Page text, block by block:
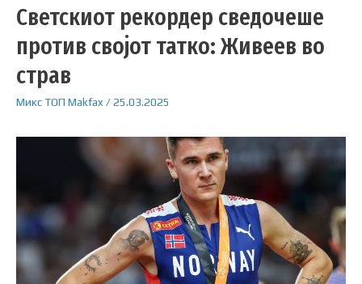
Светскиот рекордер сведочеше
против својот татко: Живеев во
страв
МиксТОП Makfax/25.03.2025